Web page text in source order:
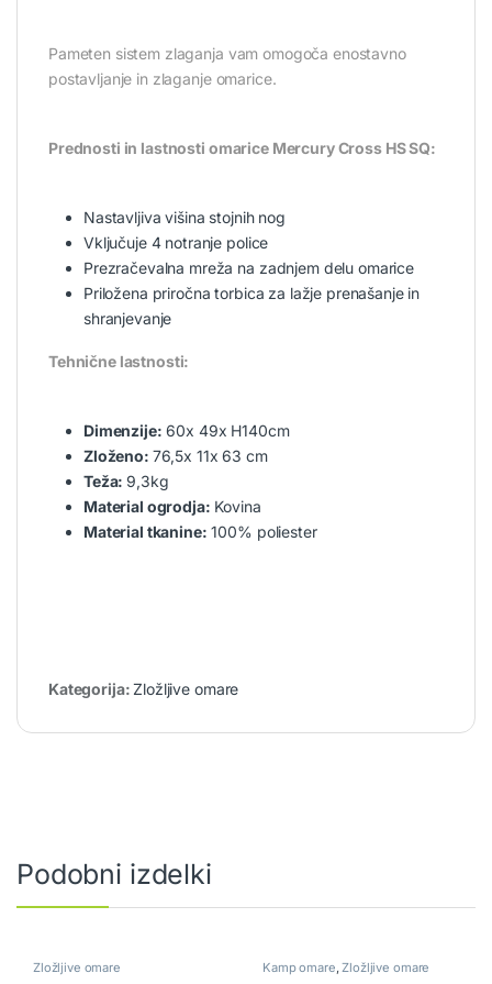
Pameten sistem zlaganja vam omogoča enostavno
postavljanje in zlaganje omarice.
Prednosti in lastnosti omarice Mercury Cross HS SQ:
Nastavljiva višina stojnih nog
Vključuje 4 notranje police
Prezračevalna mreža na zadnjem delu omarice
Priložena priročna torbica za lažje prenašanje in
shranjevanje
Tehnične lastnosti:
Dimenzije: 60x 49x H140cm
Zloženo: 76,5x 11x 63 cm
Teža:9,3kg
Material ogrodja: Kovina
Material tkanine: 100% poliester
Kategorija:Zložljive omare
Podobni izdelki
Zložljive omare Kamp omare,Zložljive omare